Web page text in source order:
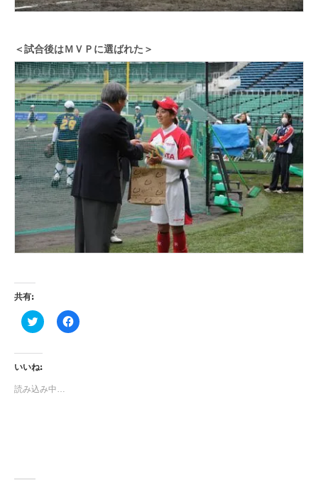
＜試合後はＭＶＰに選ばれた＞
共有:
ク
リ
し
て
w
i
F
a
いいね:
読み込み中…